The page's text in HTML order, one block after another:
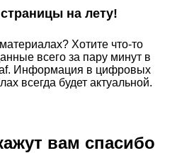
на лету!
Хотите что-то
всего за пару минут в
Информация в цифровых
всегда будет актуальной.
вам спасибо